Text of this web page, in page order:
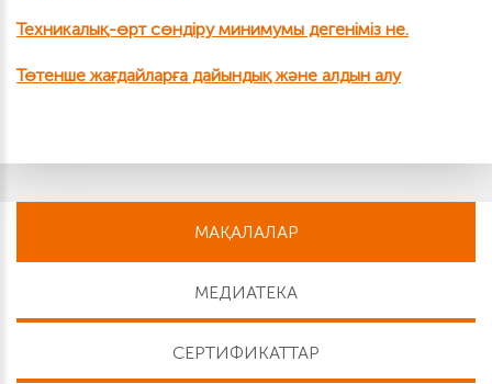
Техникалық-өрт сөндіру минимумы дегеніміз не.
Төтенше жағдайларға дайындық және алдын алу
МАҚАЛАЛАР
МЕДИАТЕКА
СЕРТИФИКАТТАР